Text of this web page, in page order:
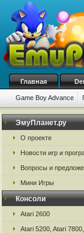
Главная
Game Boy Advance
ЭмуПланет.ру
О проекте
Новости игр и
Вопросы и
Мини Игры
Консоли
Atari 2600
Atari 5200, Atari